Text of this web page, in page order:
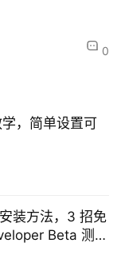
0
，简单设置可
装方法，3 招免
Beta 测试